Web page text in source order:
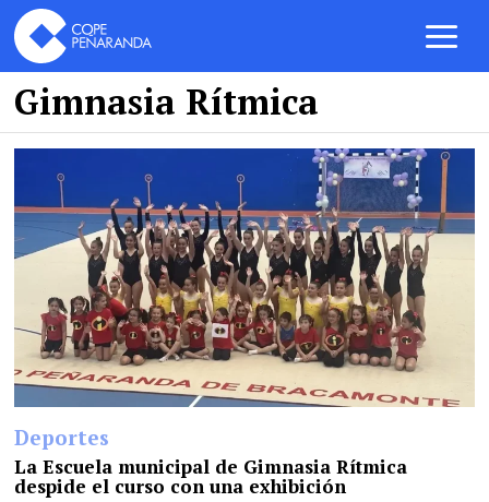
Gimnasia Rítmica
Deportes
La Escuela municipal de Gimnasia Rítmica
despide el curso con una exhibición